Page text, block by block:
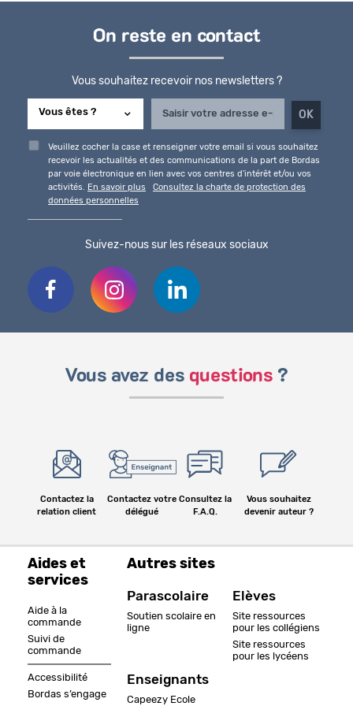
On reste en contact
Vous souhaitez recevoir nos newsletters ?
Veuillez cocher la case et renseigner votre email si vous souhaitez
recevoir les actualités et des communications de la part de Bordas
par voie électronique en lien avec vos centres d'intérêt et/ou vos
activités.
En savoir plus
Consultez la charte de protection des
données personnelles
Suivez-nous sur les réseaux sociaux
Vous avez des questions ?
Contactez la
relation client
Contactez votre
délégué
Consultez la
F.A.Q.
Vous souhaitez
devenir auteur ?
Aides et
services
Aide à la
commande
Suivi de
commande
Accessibilité
Bordas s’engage
Autres sites
Parascolaire
Soutien scolaire en
ligne
Enseignants
Capeezy Ecole
Elèves
Site ressources
pour les collégiens
Site ressources
pour les lycéens